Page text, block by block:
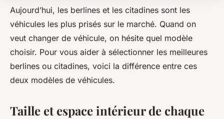
Aujourd’hui, les berlines et les citadines sont les
véhicules les plus prisés sur le marché. Quand on
veut changer de véhicule, on hésite quel modèle
choisir. Pour vous aider à sélectionner les meilleures
berlines ou citadines, voici la différence entre ces
deux modèles de véhicules.
Taille et espace intérieur de chaque